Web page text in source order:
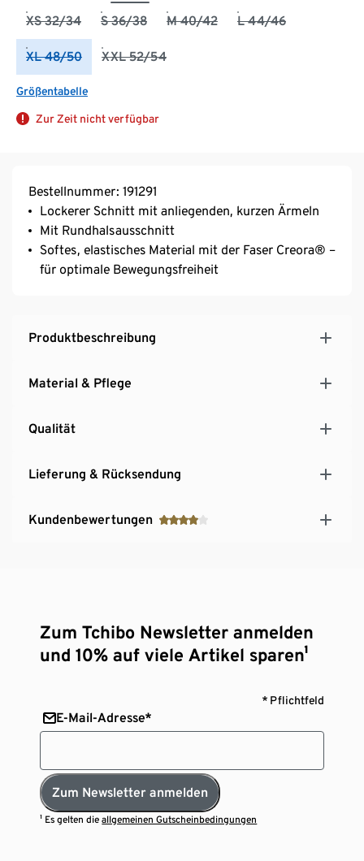
XS 32/34 S 36/38 M 40/42 L 44/46
XL 48/50 XXL 52/54
Größentabelle
Zur Zeit nicht verfügbar
Bestellnummer: 191291
Lockerer Schnitt mit anliegenden, kurzen Ärmeln
Mit Rundhalsausschnitt
Softes, elastisches Material mit der Faser Creora® –
für optimale Bewegungsfreiheit
Produktbeschreibung
Material & Pflege
Qualität
Lieferung & Rücksendung
Kundenbewertungen
Zum Tchibo Newsletter anmelden
und 10% auf viele Artikel sparen¹
* Pflichtfeld
E-Mail-Adresse*
Zum Newsletter anmelden
¹ Es gelten dieallgemeinen Gutscheinbedingungen